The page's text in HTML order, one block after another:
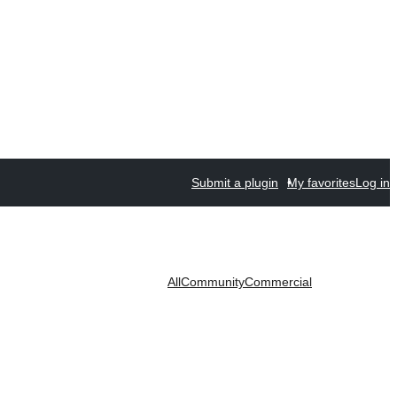
Submit a plugin My favoritesLog in
AllCommunityCommercial